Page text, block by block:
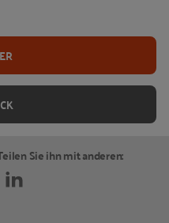
Sie ihn mit anderen: